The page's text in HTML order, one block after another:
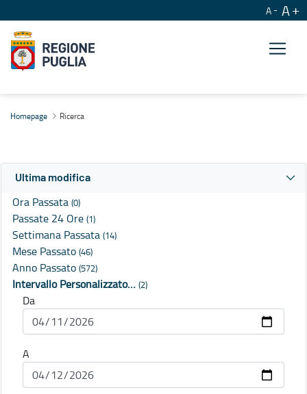
A A
Homepage Ricerca
Ultima modifica
Ora Passata (0)
Passate 24 Ore (1)
Settimana Passata (14)
Mese Passato (46)
Anno Passato (572)
Intervallo Personalizzato… (2)
Da
A